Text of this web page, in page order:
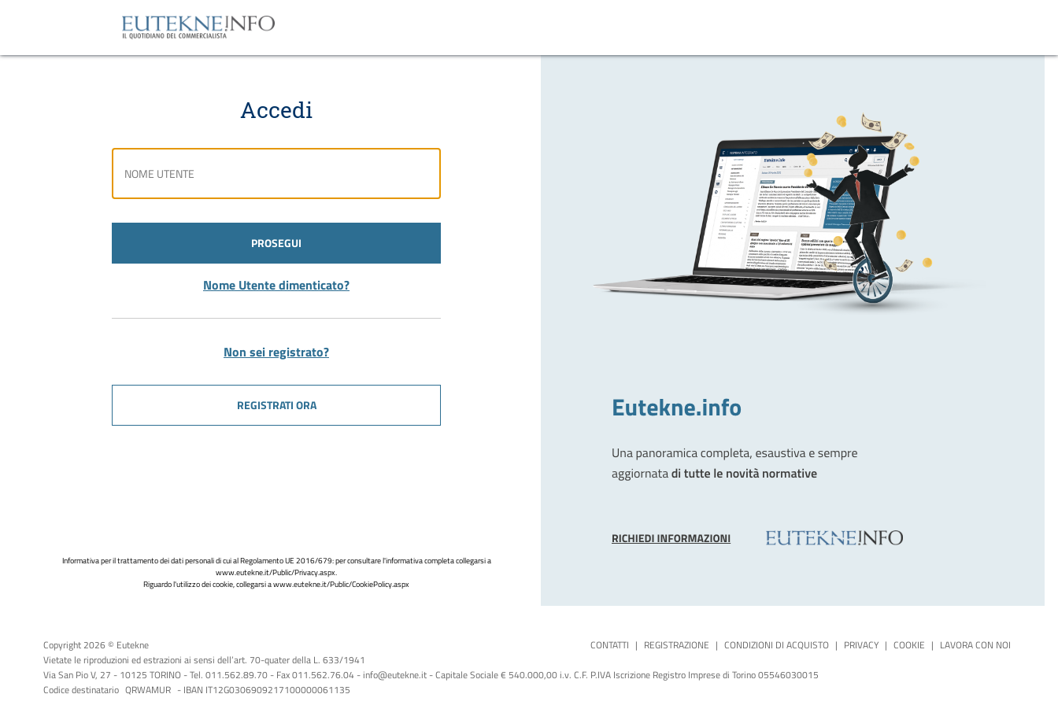
Accedi
PROSEGUI
Nome Utente dimenticato?
Non sei registrato?
REGISTRATI ORA
Informativa per il trattamento dei dati personali di cui al Regolamento UE 2016/679: per consultare l'informativa completa collegarsi a
www.eutekne.it/Public/Privacy.aspx.
Riguardo l'utilizzo dei cookie, collegarsi awww.eutekne.it/Public/CookiePolicy.aspx
Copyright 2026 © Eutekne
Vietate le riproduzioni ed estrazioni ai sensi dell’art. 70-quater della L. 633/1941
CONTATTI | REGISTRAZIONE | CONDIZIONI DI ACQUISTO | PRIVACY | COOKIE | LAVORA CON NOI
Via San Pio V, 27 - 10125 TORINO - Tel. 011.562.89.70 - Fax 011.562.76.04 - info@eutekne.it - Capitale Sociale € 540.000,00 i.v. C.F. P.IVA Iscrizione Registro Imprese di Torino 05546030015
Codice destinatario QRWAMUR - IBAN IT12G0306909217100000061135